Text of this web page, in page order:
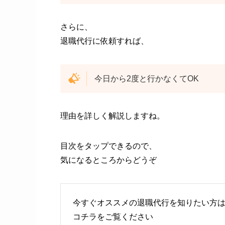
さらに、
退職代行に依頼すれば、
今日から2度と行かなくてOK
理由を詳しく解説しますね。
目次をタップできるので、
気になるところからどうぞ
今すぐオススメの退職代行を知りたい方は
コチラをご覧ください